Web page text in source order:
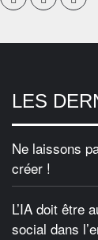
LES
Ne laissons
créer !
L’IA doit être
social dans